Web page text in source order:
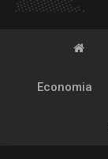
Economia